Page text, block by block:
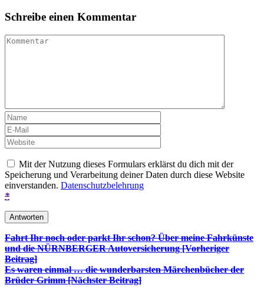
Schreibe einen Kommentar
Mit der Nutzung dieses Formulars erklärst du dich mit der
Speicherung und Verarbeitung deiner Daten durch diese Website
einverstanden. Datenschutzbelehrung
*
Beitrags-
Navigation
Fahrt Ihr noch oder parkt Ihr schon? Über meine Fahrkünste
und die NÜRNBERGER Autoversicherung [Vorheriger
Beitrag]
Es waren einmal … die wunderbarsten Märchenbücher der
Brüder Grimm[Nächster Beitrag]